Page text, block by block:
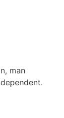
man